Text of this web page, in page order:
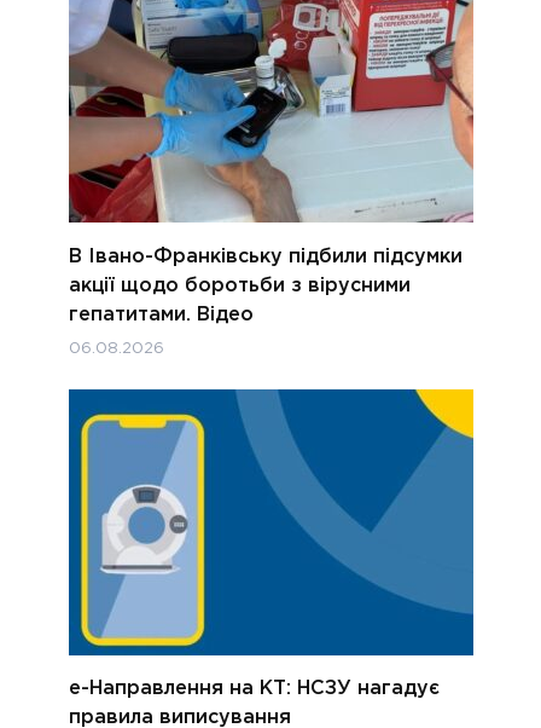
В Івано-Франківську підбили підсумки
акції щодо боротьби з вірусними
гепатитами. Відео
06.08.2026
е-Направлення на КТ: НСЗУ нагадує
правила виписування